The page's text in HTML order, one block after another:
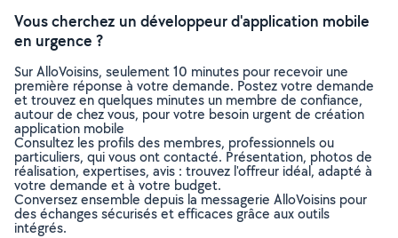
Vous cherchez un développeur d'application mobile
en urgence ?
Sur AlloVoisins, seulement 10 minutes pour recevoir une
première réponse à votre demande. Postez votre demande
et trouvez en quelques minutes un membre de confiance,
autour de chez vous, pour votre besoin urgent de création
application mobile
Consultez les profils des membres, professionnels ou
particuliers, qui vous ont contacté. Présentation, photos de
réalisation, expertises, avis : trouvez l'offreur idéal, adapté à
votre demande et à votre budget.
Conversez ensemble depuis la messagerie AlloVoisins pour
des échanges sécurisés et efficaces grâce aux outils
intégrés.